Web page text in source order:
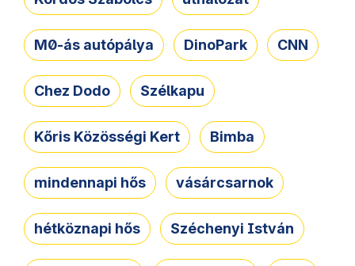
M0-ás autópálya DinoPark CNN
Chez Dodo Szélkapu
Kőris Közösségi Kert Bimba
mindennapi hős vásárcsarnok
hétköznapi hős Széchenyi István